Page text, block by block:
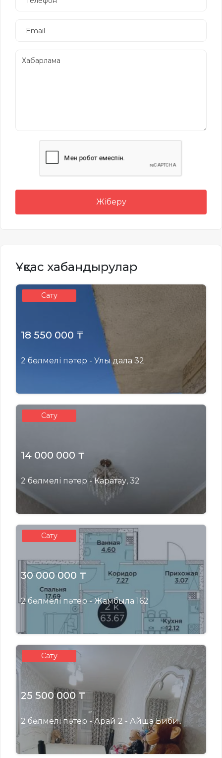
Жіберу
Ұқсас хабандырулар
Сату
18 550 000 ₸
2 бөлмелі пәтер - Улы дала 32
Сату
14 000 000 ₸
2 бөлмелі пәтер - Каратау, 32
Сату
30 000 000 ₸
2 бөлмелі пәтер - Жамбыла 162
Сату
25 500 000 ₸
2 бөлмелі пәтер - Арай 2 - Айша Биби..